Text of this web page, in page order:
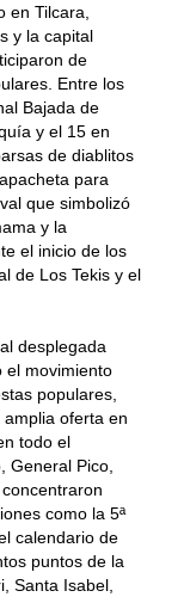
en Tilcara,
y la capital
de
Entre los
Bajada de
y el 15 en
de diablitos
para
que simbolizó
y la
el inicio de los
de Los Tekis y el
desplegada
el movimiento
populares,
oferta en
todo el
General Pico,
como la 5ª
calendario de
puntos de la
Santa Isabel,